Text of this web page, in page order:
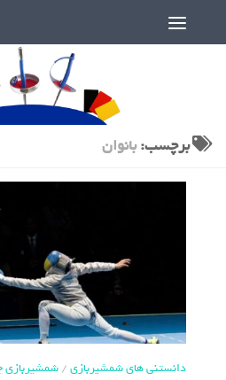
برچسب:بانوان
دانستنی های شمشیربازی/شمشیربازی